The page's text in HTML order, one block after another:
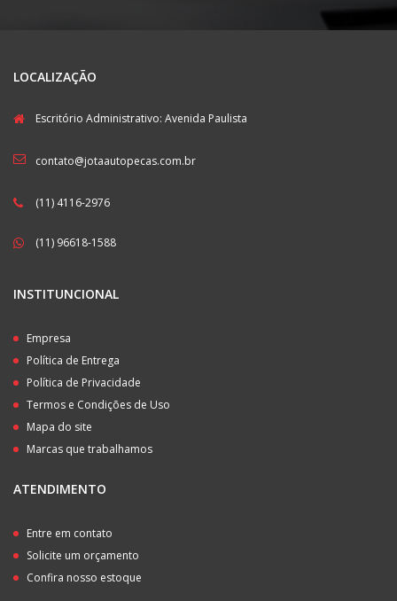
LOCALIZAÇÃO
Escritório Administrativo: Avenida Paulista
contato@jotaautopecas.com.br
(11) 4116-2976
(11) 96618-1588
INSTITUNCIONAL
Empresa
Política de Entrega
Política de Privacidade
Termos e Condições de Uso
Mapa do site
Marcas que trabalhamos
ATENDIMENTO
Entre em contato
Solicite um orçamento
Confira nosso estoque